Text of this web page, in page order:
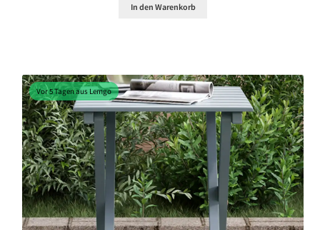
In den Warenkorb
Vor 5 Tagen aus Lemgo